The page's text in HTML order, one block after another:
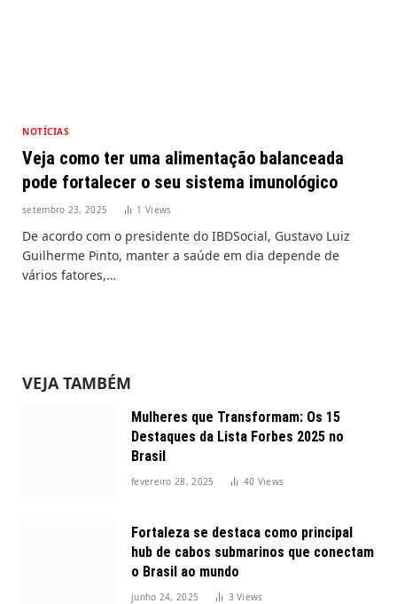
NOTÍCIAS
Veja como ter uma alimentação balanceada
pode fortalecer o seu sistema imunológico
setembro 23, 2025 1Views
De acordo com o presidente do IBDSocial, Gustavo Luiz
Guilherme Pinto, manter a saúde em dia depende de
vários fatores,…
VEJA TAMBÉM
Mulheres que Transformam: Os 15
Destaques da Lista Forbes 2025 no
Brasil
fevereiro 28, 2025 40 Views
Fortaleza se destaca como principal
hub de cabos submarinos que conectam
o Brasil ao mundo
junho 24, 2025 3Views